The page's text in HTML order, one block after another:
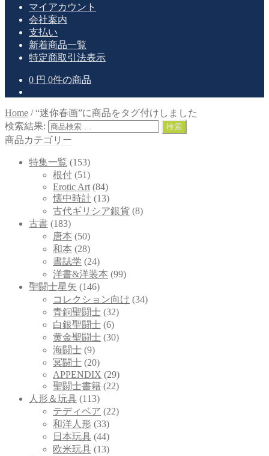
マイアカウント
会社案内
支払い
新着商品一覧
特定商取引法表示
0 円 0件の商品
Home /“迷你春画”に商品をタグ付けしました
検索結果:
検索
商品カテゴリー
特集一覧 (153)
根付 (51)
Erotic Art (84)
懐中時計 (13)
古代ギリシア銀貨 (8)
古書 (183)
唐本 (50)
和本 (28)
書誌学 (24)
洋書&洋装本 (99)
聖闘士星矢 (146)
コレクション向け (34)
青銅聖闘士 (32)
白銀聖闘士 (6)
黄金聖闘士 (30)
海闘士 (9)
冥闘士 (20)
APPENDIX (29)
聖闘士書籍 (22)
人形＆玩具 (113)
テディベア (22)
和洋人形 (33)
日本玩具 (44)
欧米玩具 (13)